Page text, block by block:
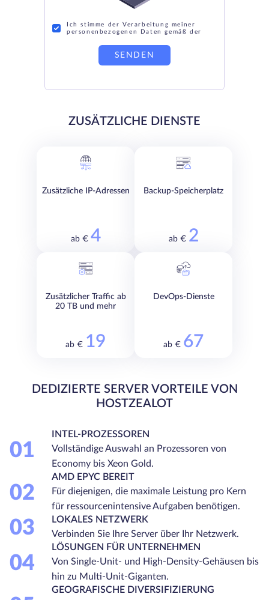
Ich stimme der Verarbeitung meiner
personenbezogenen Daten gemäß der
SENDEN
ZUSÄTZLICHE DIENSTE
Zusätzliche IP-Adressen
ab € 4
Backup-Speicherplatz
ab € 2
Zusätzlicher Traffic ab
20 TB und mehr
ab € 19
DevOps-Dienste
ab € 67
DEDIZIERTE SERVER VORTEILE VON
HOSTZEALOT
01
INTEL-PROZESSOREN
Vollständige Auswahl an Prozessoren von
Economy bis Xeon Gold.
02
AMD EPYC BEREIT
Für diejenigen, die maximale Leistung pro Kern
für ressourcenintensive Aufgaben benötigen.
03
LOKALES NETZWERK
Verbinden Sie Ihre Server über Ihr Netzwerk.
04
LÖSUNGEN FÜR UNTERNEHMEN
Von Single-Unit- und High-Density-Gehäusen bis
hin zu Multi-Unit-Giganten.
GEOGRAFISCHE DIVERSIFIZIERUNG